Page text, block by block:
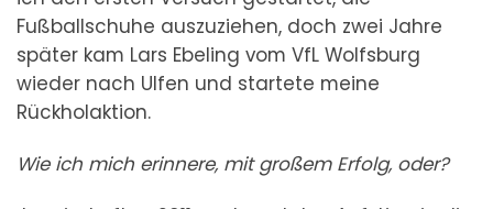
Fußballschuhe auszuziehen, doch zwei Jahre
später kam Lars Ebeling vom VfL Wolfsburg
wieder nach Ulfen und startete meine
Rückholaktion.
Wie ich mich erinnere, mit großem Erfolg, oder?